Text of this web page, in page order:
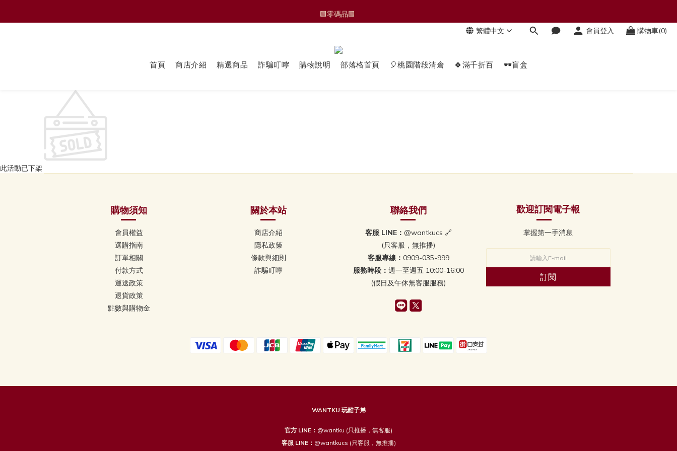
🆕 運動褲/家居褲
🟩零碼品🟩
繁體中文 會員登入 購物車(0)
首頁 商店介紹 精選商品 詐騙叮嚀 購物說明 部落格首頁 🎈桃園階段清倉 🍀滿千折百 🕶️盲盒
此活動已下架
購物須知
會員權益
選購指南
訂單相關
付款方式
運送政策
退貨政策
點數與購物金
關於本站
商店介紹
隱私政策
條款與細則
詐騙叮嚀
聯絡我們
客服 LINE： @wantkucs 🔗
(只客服，無推播)
客服專線： 0909-035-999
服務時段： 週一至週五 10:00-16:00
(假日及午休無客服服務)
歡迎訂閱電子報
掌握第一手消息
訂閱
WANTKU 玩酷子弟
官方 LINE： @wantku (只推播，無客服)
客服 LINE： @wantkucs (只客服，無推播)